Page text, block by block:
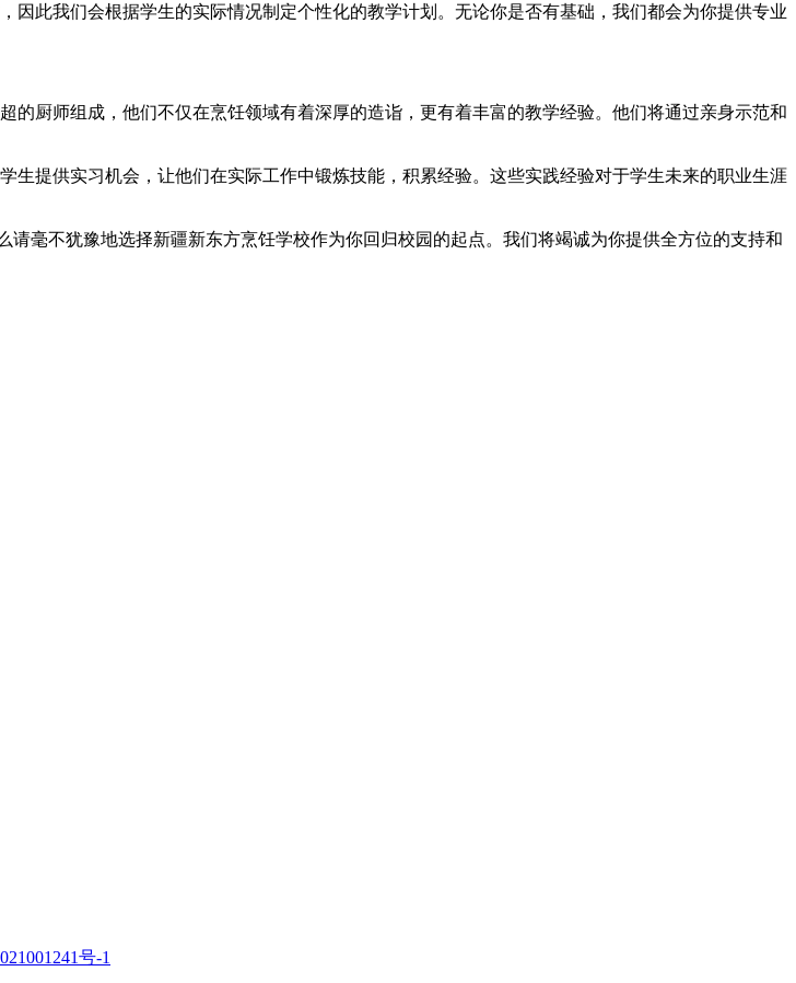
因此我们会根据学生的实际情况制定个性化的教学计划。无论你是否有基础，我们都会为你提供专业
厨师组成，他们不仅在烹饪领域有着深厚的造诣，更有着丰富的教学经验。他们将通过亲身示范和
生提供实习机会，让他们在实际工作中锻炼技能，积累经验。这些实践经验对于学生未来的职业生涯
毫不犹豫地选择新疆新东方烹饪学校作为你回归校园的起点。我们将竭诚为你提供全方位的支持和
号-1